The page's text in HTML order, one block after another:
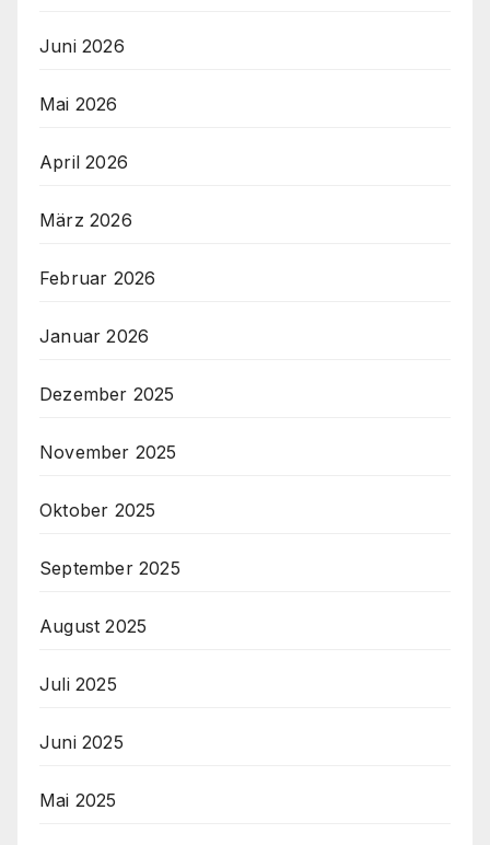
Juni 2026
Mai 2026
April 2026
März 2026
Februar 2026
Januar 2026
Dezember 2025
November 2025
Oktober 2025
September 2025
August 2025
Juli 2025
Juni 2025
Mai 2025